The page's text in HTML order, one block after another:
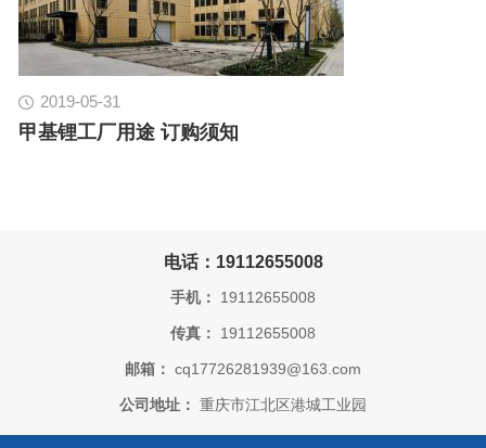
2019-05-31
甲基锂工厂用途 订购须知
电话：19112655008
手机： 19112655008
传真： 19112655008
邮箱： cq17726281939@163.com
公司地址： 重庆市江北区港城工业园